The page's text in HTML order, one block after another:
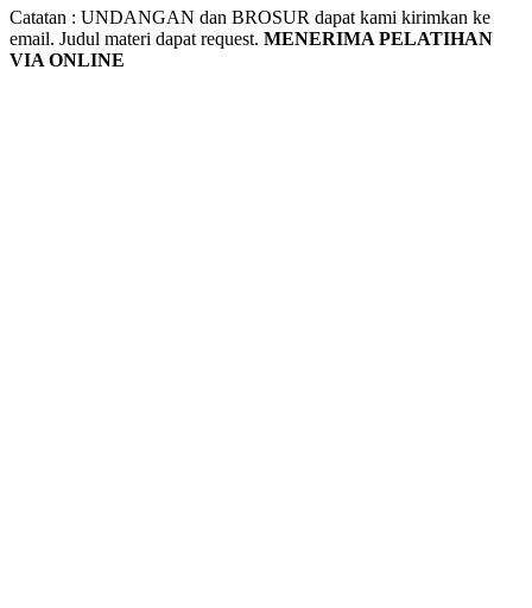
Catatan : UNDANGAN dan BROSUR dapat kami kirimkan ke
email. Judul materi dapat request. MENERIMA PELATIHAN
VIA ONLINE